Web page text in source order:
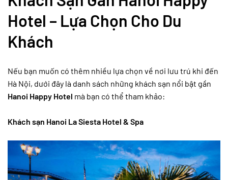
Hotel – Lựa Chọn Cho Du
Khách
Nếu bạn muốn có thêm nhiều lựa chọn về nơi lưu trú khi đến
Hà Nội, dưới đây là danh sách những khách sạn nổi bật gần
Hanoi Happy Hotel mà bạn có thể tham khảo:
Khách sạn Hanoi La Siesta Hotel & Spa